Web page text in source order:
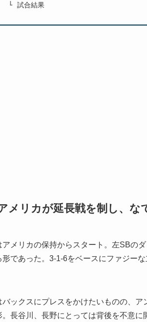
試合結果
メリカが延長戦を制し、な
メリカの保持からスタート。左SBの
形であった。3-1-6をベースにファジー
ックスにプレスをかけたいものの、ア
。長谷川、長野にとっては背後を不意